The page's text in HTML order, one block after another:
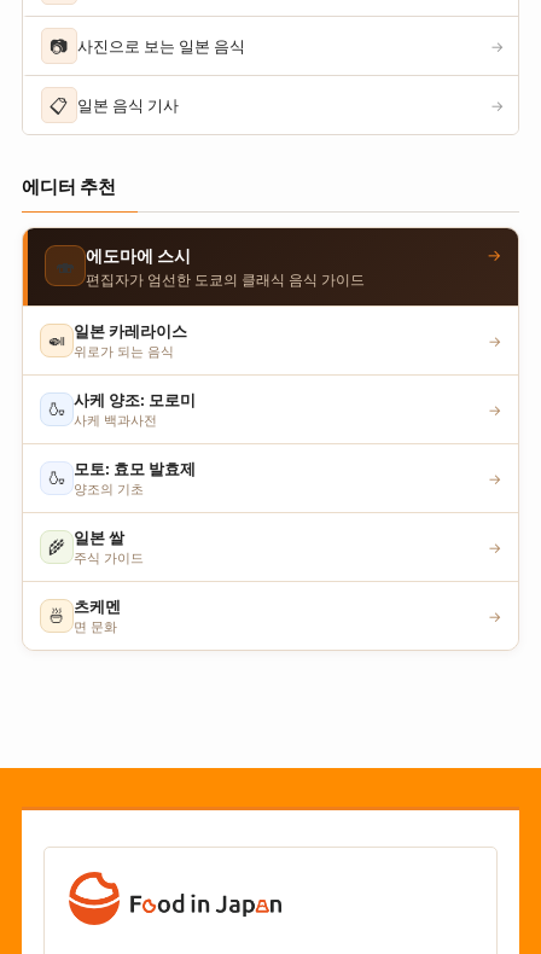
📷 사진으로 보는 일본 음식 →
📋 일본 음식 기사 →
에디터 추천
🍣 에도마에 스시
편집자가 엄선한 도쿄의 클래식 음식 가이드
→
🍛 일본 카레라이스
위로가 되는 음식
→
🍶 사케 양조: 모로미
사케 백과사전
→
🍶 모토: 효모 발효제
양조의 기초
→
🌾 일본 쌀
주식 가이드
→
🍜 츠케멘
면 문화
→